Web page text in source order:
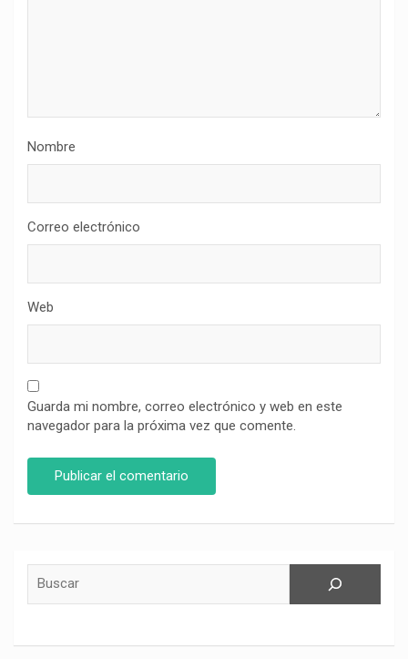
Nombre
Correo electrónico
Web
Guarda mi nombre, correo electrónico y web en este
navegador para la próxima vez que comente.